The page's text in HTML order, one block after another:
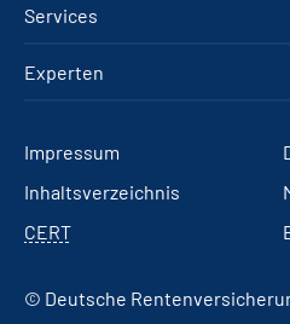
Services
Experten
Impressum
Inhaltsverzeichnis
CERT
© Deutsche